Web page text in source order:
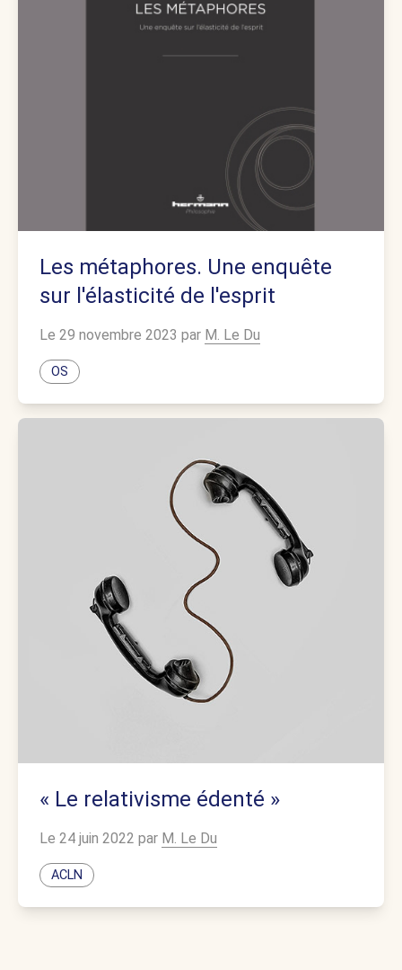
Les métaphores. Une enquête
sur l'élasticité de l'esprit
Le 29 novembre 2023 par M. Le Du
OS
« Le relativisme édenté »
Le 24 juin 2022 par M. Le Du
ACLN